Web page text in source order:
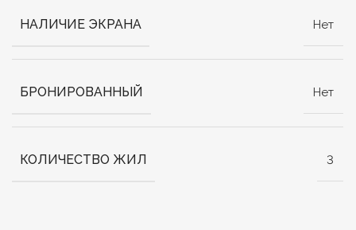
НАЛИЧИЕ ЭКРАНА Нет
БРОНИРОВАННЫЙ Нет
КОЛИЧЕСТВО ЖИЛ 3